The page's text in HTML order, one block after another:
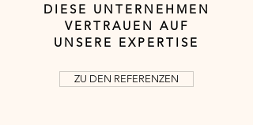
DIESE UNTERNEHMEN
VERTRAUEN AUF
UNSERE EXPERTISE
ZU DEN REFERENZEN